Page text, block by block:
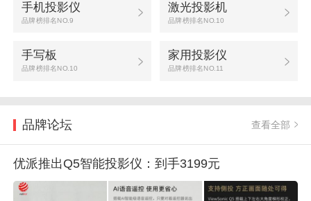
手机投影仪
品牌榜排名NO.9
激光投影机
品牌榜排名NO.10
手写板
品牌榜排名NO.10
家用投影仪
品牌榜排名NO.11
品牌论坛 查看全部
优派推出Q5智能投影仪：到手3199元